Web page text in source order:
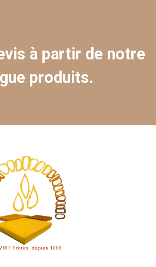
à partir de notre
produits.